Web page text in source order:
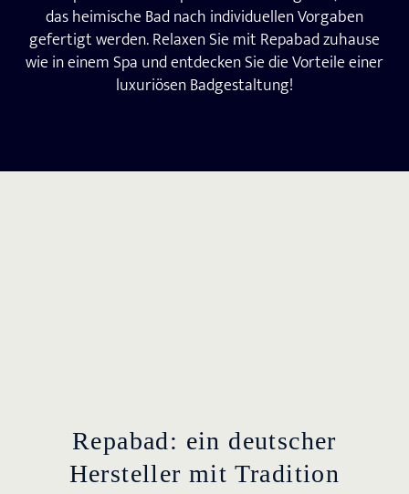
das heimische Bad nach individuellen Vorgaben
gefertigt werden. Relaxen Sie mit Repabad zuhause
wie in einem Spa und entdecken Sie die Vorteile einer
luxuriösen Badgestaltung!
Repabad: ein deutscher
Hersteller mit Tradition